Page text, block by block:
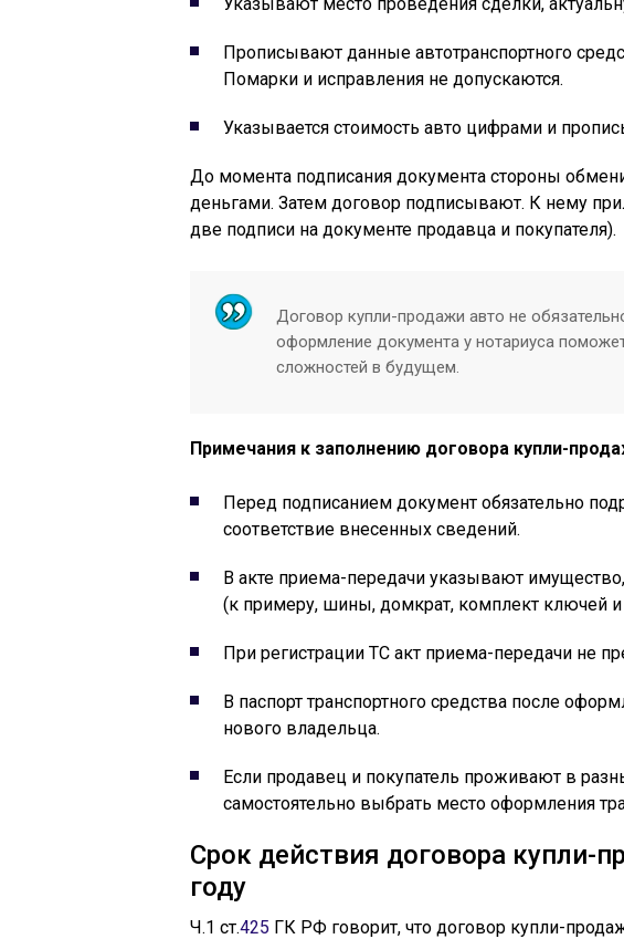
Прописывают данные автотранспортного
Помарки и исправления не допускаются.
Указывается стоимость авто цифрами и
До момента подписания документа стороны
деньгами. Затем договор подписывают. К нему
две подписи на документе продавца и покупателя).
Договор купли-продажи авто не
оформление документа у нотариуса
сложностей в будущем.
Примечания к заполнению договора купли-
Перед подписанием документ обязательно
соответствие внесенных сведений.
В акте приема-передачи указывают
(к примеру, шины, домкрат, комплект ключей и
При регистрации ТС акт приема-передачи не
В паспорт транспортного средства после
нового владельца.
Если продавец и покупатель проживают в
самостоятельно выбрать место оформления
Срок действия договора купли-
году
Ч.1 ст.425 ГК РФ говорит, что договор купли-